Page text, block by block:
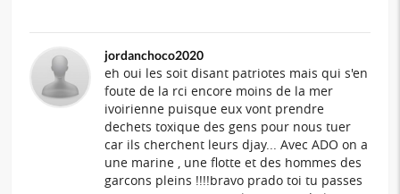
jordanchoco2020
eh oui les soit disant patriotes mais qui s'en
foute de la rci encore moins de la mer
ivoirienne puisque eux vont prendre
dechets toxique des gens pour nous tuer
car ils cherchent leurs djay... Avec ADO on a
une marine , une flotte et des hommes des
garcons pleins !!!!bravo prado toi tu passes